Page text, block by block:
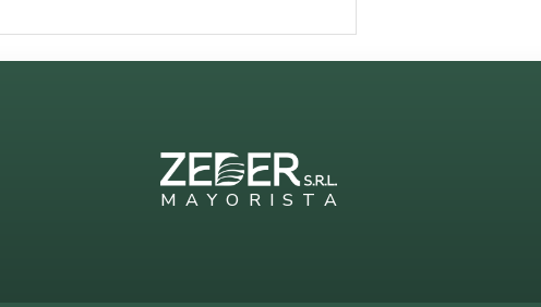
M A Y O R I S T A